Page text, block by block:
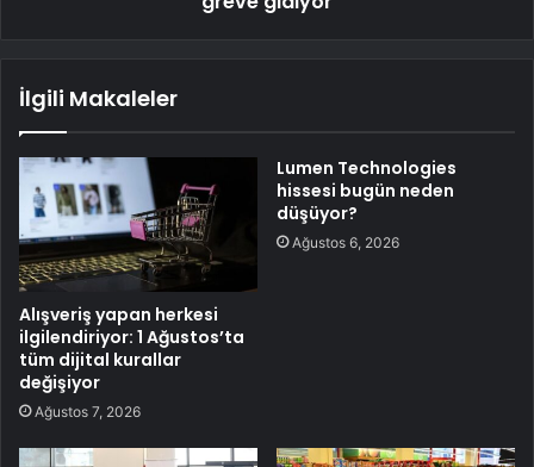
İlgili Makaleler
Alışveriş yapan herkesi
ilgilendiriyor: 1 Ağustos’ta
tüm dijital kurallar
değişiyor
Ağustos 7, 2026
Lumen Technologies
hissesi bugün neden
düşüyor?
Ağustos 6, 2026